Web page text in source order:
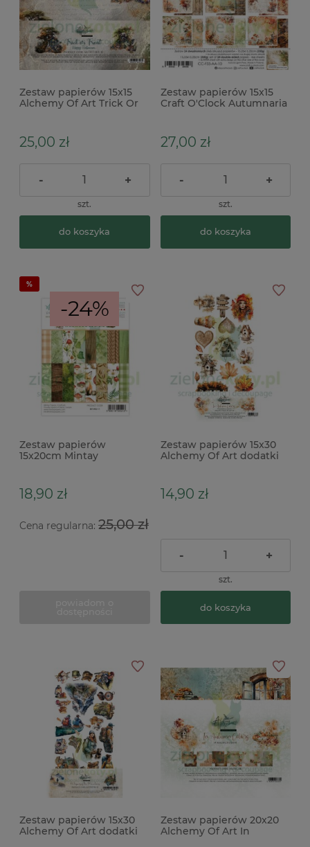
Zestaw papierów 15x15
Alchemy Of Art Trick Or
25,00 zł
- +
szt.
do koszyka
Zestaw papierów 15x15
Craft O'Clock Autumnaria
27,00 zł
- +
szt.
do koszyka
-24%
Zestaw papierów
15x20cm Mintay
18,90 zł
Cena regularna: 25,00 zł
Zestaw papierów 15x30
Alchemy Of Art dodatki
14,90 zł
- +
szt.
do koszyka
Zestaw papierów 15x30
Alchemy Of Art dodatki
Zestaw papierów 20x20
Alchemy Of Art In